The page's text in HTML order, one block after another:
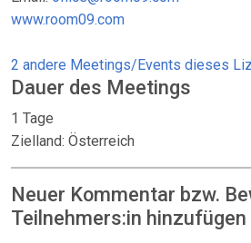
www.room09.com
2 andere Meetings/Events dieses
Dauer des Meetings
1 Tage
Zielland: Österreich
Neuer Kommentar bzw.
Teilnehmers:in hinzufügen